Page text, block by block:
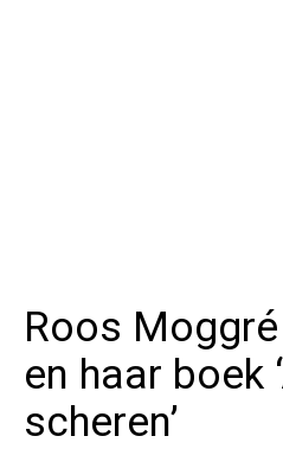
Roos
en haar boek
scheren’